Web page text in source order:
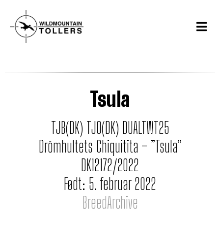
Tsula
TJB(DK) TJO(DK) DUALTWT25
Drömhultets Chiquitita – ”Tsula”
DK12172/2022
Født: 5. februar 2022
BreedArchive